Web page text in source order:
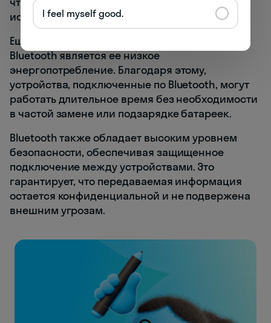
использовании.
Еще одним преимуществом технологии
Bluetooth является ее низкое
энергопотребление. Благодаря этому,
устройства, подключенные по Bluetooth, могут
работать длительное время без необходимости
в частой замене или подзарядке батареек.
Bluetooth также обладает высоким уровнем
безопасности, обеспечивая защищенное
подключение между устройствами. Это
гарантирует, что передаваемая информация
остается конфиденциальной и не подвержена
внешним угрозам.
I feel myself good.